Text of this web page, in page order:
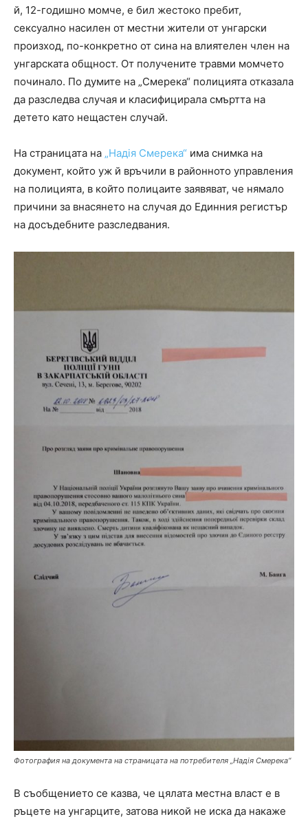
й, 12-годишно момче, е бил жестоко пребит,
сексуално насилен от местни жители от унгарски
произход, по-конкретно от сина на влиятелен член на
унгарската общност. От получените травми момчето
починало. По думите на „Смерека“ полицията отказала
да разследва случая и класифицирала смъртта на
детето като нещастен случай.
На страницата на „Надія Смерека“ има снимка на
документ, който уж й връчили в районното управления
на полицията, в който полицаите заявяват, че нямало
причини за внасянето на случая до Единния регистър
на досъдебните разследвания.
Фотография на документа на страницата на потребителя „Надія Смерека“
В съобщението се казва, че цялата местна власт е в
ръцете на унгарците, затова никой не иска да накаже